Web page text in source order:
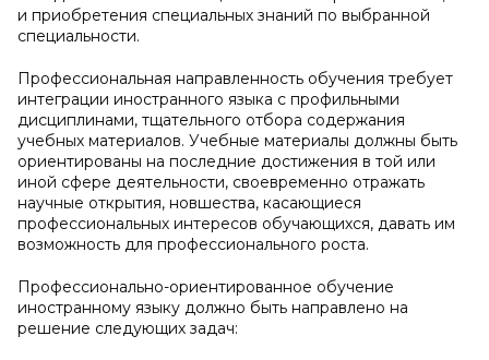
и приобретения специальных знаний по выбранной
специальности.
Профессиональная направленность обучения требует
интеграции иностранного языка с профильными
дисциплинами, тщательного отбора содержания
учебных материалов. Учебные материалы должны быть
ориентированы на последние достижения в той или
иной сфере деятельности, своевременно отражать
научные открытия, новшества, касающиеся
профессиональных интересов обучающихся, давать им
возможность для профессионального роста.
Профессионально-ориентированное обучение
иностранному языку должно быть направлено на
решение следующих задач: